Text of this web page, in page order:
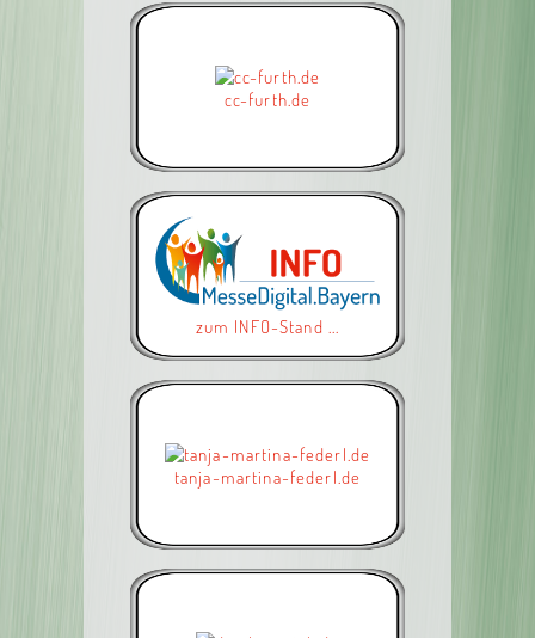
cc-furth.de
zum INFO-Stand ...
tanja-martina-federl.de